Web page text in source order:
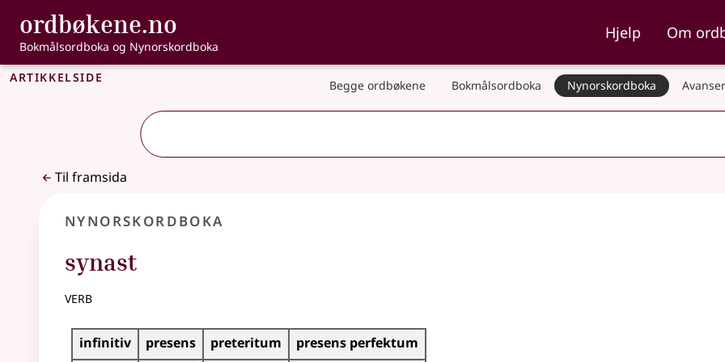
Gå til hovudinnhald
Tilgjenge
ordbøkene.no , Bokmålsordboka og Nynorskordboka
Bokmålsordboka og Nynorskordboka
Hjelp Om
Artikkelside Begge ordbøkene Bokmålsordboka Nynorskordboka
Til framsida
Nynorskordboka
synast
verb
Bøyningstabell for dette verbet
infinitiv presens preteritum
presens perfektum